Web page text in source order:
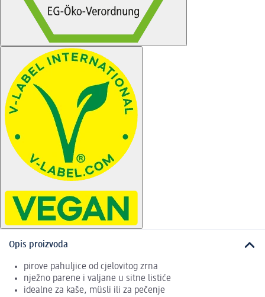
Opis proizvoda
pirove pahuljice od cjelovitog zrna
nježno parene i valjane u sitne listiće
idealne za kaše, müsli ili za pečenje